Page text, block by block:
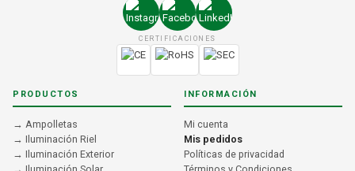
CERTIFICACIONES
PRODUCTOS
→ Ampolletas
→ Iluminación Riel
→ Iluminación Exterior
INFORMACIÓN
Mi cuenta
Mis pedidos
Políticas de privacidad